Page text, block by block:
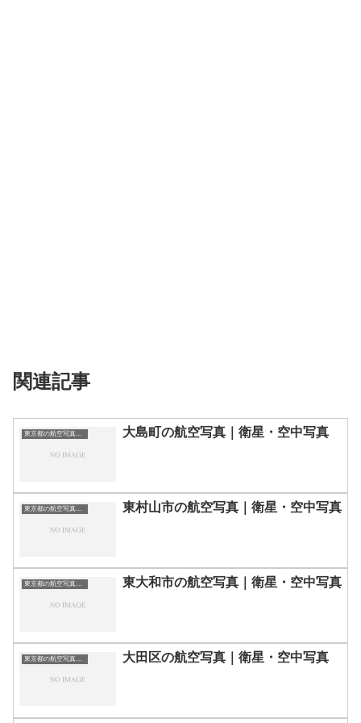
関連記事
東京都の航空写真・空中写真 大島町の航空写真｜衛星・空中写真
東京都の航空写真・空中写真 東村山市の航空写真｜衛星・空中写真
東京都の航空写真・空中写真 東大和市の航空写真｜衛星・空中写真
東京都の航空写真・空中写真 大田区の航空写真｜衛星・空中写真